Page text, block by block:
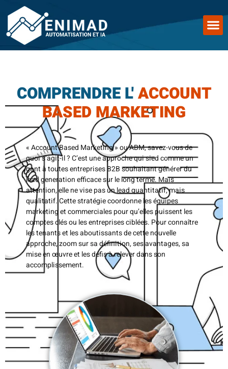
COMPRENDRE L'ACCOUNT
BASED MARKETING
« Account Based Marketing » ou ABM, savez-vous de
quoi s’agit-il ? C’est une approche qui sied comme un
gant à toutes entreprises B2B souhaitant générer du
lead generation efficace sur le long terme. Mais
attention, elle ne vise pas un lead quantitatif, mais
qualitatif. Cette stratégie coordonne les équipes
marketing et commerciales pour qu’elles puissent les
comptes clés ou les entreprises ciblées. Pour connaître
les tenants et les aboutissants de cette nouvelle
approche, zoom sur sa définition, ses avantages, sa
mise en œuvre et les défis à relever dans son
accomplissement.